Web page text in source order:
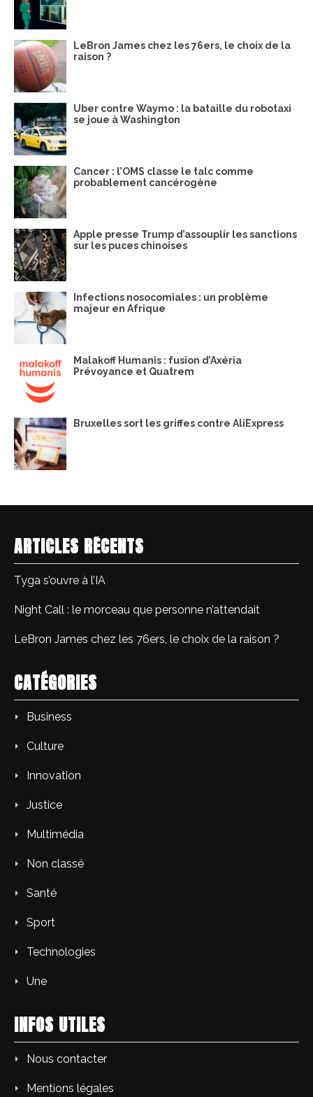
LeBron James chez les 76ers, le choix de la
raison ?
Uber contre Waymo : la bataille du robotaxi
se joue à Washington
Cancer : l’OMS classe le talc comme
probablement cancérogène
Apple presse Trump d’assouplir les sanctions
sur les puces chinoises
Infections nosocomiales : un problème
majeur en Afrique
Malakoff Humanis : fusion d’Axéria
Prévoyance et Quatrem
Bruxelles sort les griffes contre AliExpress
ARTICLES RÉCENTS
Tyga s’ouvre à l’IA
Night Call : le morceau que personne n’attendait
LeBron James chez les 76ers, le choix de la raison ?
CATÉGORIES
Business
Culture
Innovation
Justice
Multimédia
Non classé
Santé
Sport
Technologies
Une
INFOS UTILES
Nous contacter
Mentions légales